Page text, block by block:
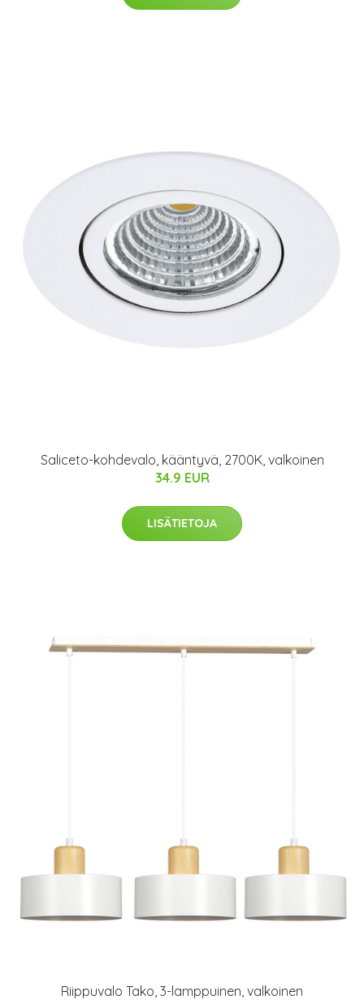
Saliceto-kohdevalo, kääntyvä, 2700K, valkoinen
34.9 EUR
LISÄTIETOJA
Riippuvalo Tako, 3-lamppuinen, valkoinen